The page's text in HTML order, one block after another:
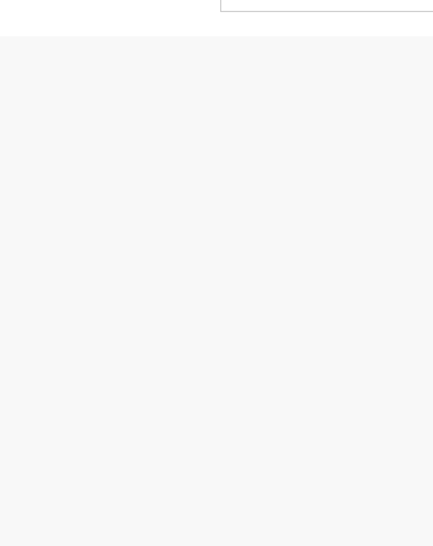
のかって？ それは
た笑いのネタを提供
こ(ニックネーム)は
っぴり苦手。 だけど
も自信満々。 【彼
字の間違い例】 機
〇 準備能熱×⇒態